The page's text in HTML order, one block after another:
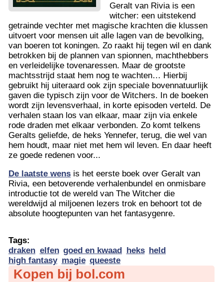
Geralt van Rivia is een
witcher: een uitstekend
getrainde vechter met magische krachten die klussen
uitvoert voor mensen uit alle lagen van de bevolking,
van boeren tot koningen. Zo raakt hij tegen wil en dank
betrokken bij de plannen van spionnen, machthebbers
en verleidelijke tovenaressen. Maar de grootste
machtsstrijd staat hem nog te wachten… Hierbij
gebruikt hij uiteraard ook zijn speciale bovennatuurlijk
gaven die typisch zijn voor de Witchers. In de boeken
wordt zijn levensverhaal, in korte episoden verteld. De
verhalen staan los van elkaar, maar zijn via enkele
rode draden met elkaar verbonden. Zo komt telkens
Geralts geliefde, de heks Yennefer, terug, die wel van
hem houdt, maar niet met hem wil leven. En daar heeft
ze goede redenen voor...
De laatste wens is het eerste boek over Geralt van
Rivia, een betoverende verhalenbundel en onmisbare
introductie tot de wereld van The Witcher die
wereldwijd al miljoenen lezers trok en behoort tot de
absolute hoogtepunten van het fantasygenre.
Tags:
draken elfen goed en kwaad heks held
high fantasy magie queeste
Kopen bij bol.com